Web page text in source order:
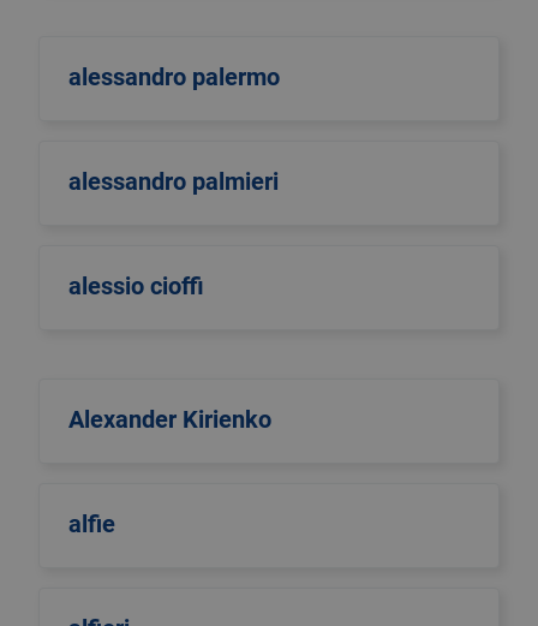
alessandro palermo
alessandro palmieri
alessio cioffi
Alexander Kirienko
alfie